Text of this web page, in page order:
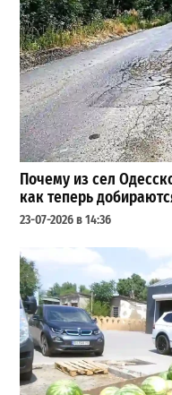
Почему из сел
как теперь
23-07-2026 в 14:36